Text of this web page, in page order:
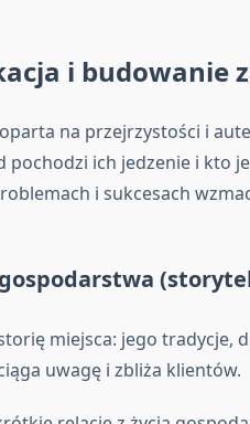
i budowanie
na przejrzystości i
pochodzi ich jedzenie i kto
i sukcesach
miejsca: jego tradycje,
uwagę i zbliża klientów.